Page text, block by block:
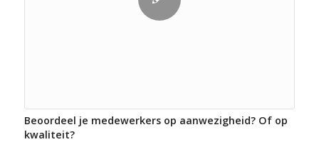
Beoordeel je medewerkers op aanwezigheid? Of op
kwaliteit?